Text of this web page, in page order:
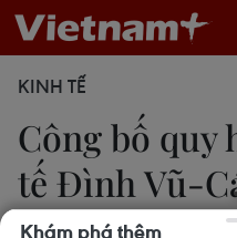
KINH TẾ
Công bố quy
tế Đình Vũ-
2025
Khám phá thêm